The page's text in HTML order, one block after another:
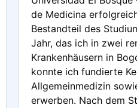
de Medicina
Bestandteil des
Jahr, das ich in zwei
Krankenhäusern in
konnte ich fundierte
Allgemeinmedizin
erwerben. Nach dem